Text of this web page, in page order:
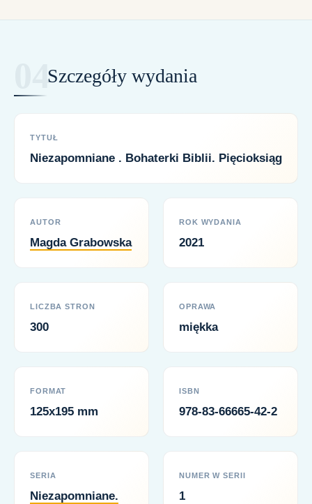
Szczegóły wydania
TYTUŁ
Niezapomniane . Bohaterki Biblii. Pięcioksiąg
AUTOR
Magda Grabowska
ROK WYDANIA
2021
LICZBA STRON
300
OPRAWA
miękka
FORMAT
125x195 mm
ISBN
978-83-66665-42-2
SERIA
Niezapomniane.
NUMER W SERII
1